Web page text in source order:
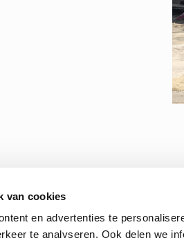
van cookies
en advertenties te
te analyseren. Ook delen we